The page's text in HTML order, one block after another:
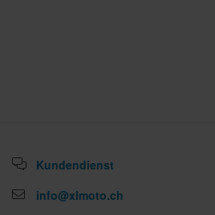
Kundendienst
info@xlmoto.ch